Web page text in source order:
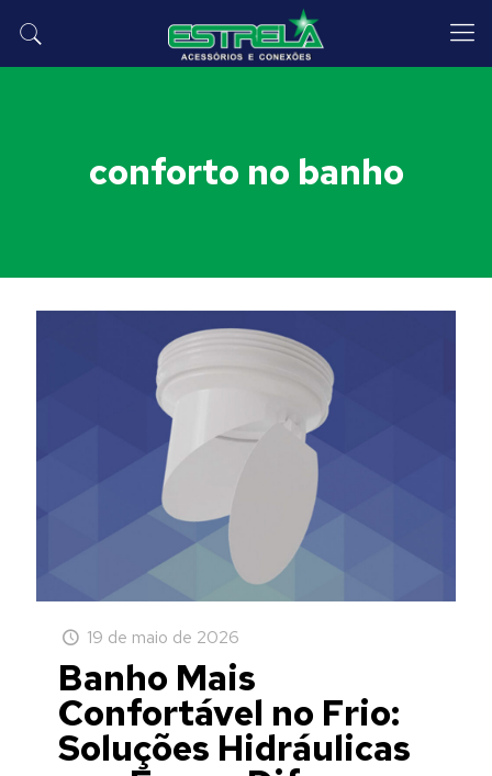
conforto no banho
19 de maio de 2026
Banho Mais
Confortável no Frio:
Soluções Hidráulicas